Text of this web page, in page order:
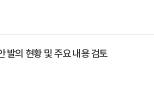
의 현황 및 주요 내용 검토